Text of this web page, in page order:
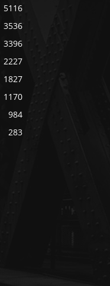
5116
3536
3396
2227
1827
1170
984
283